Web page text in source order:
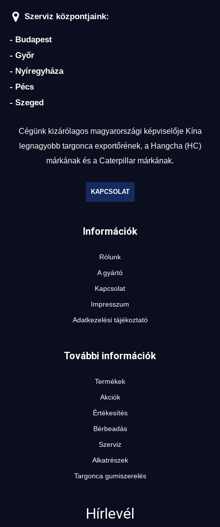
Szerviz központjaink:
- Budapest
- Győr
- Nyíregyháza
- Pécs
- Szeged
Cégünk kizárólagos magyarországi képviselője Kína
legnagyobb targonca exportőrének, a Hangcha (HC)
márkának és a Caterpillar márkának.
KAPCSOLAT
Információk
Rólunk
A gyártó
Kapcsolat
Impresszum
Adatkezelési tájékoztató
További információk
Termékek
Akciók
Értékesítés
Bérbeadás
Szerviz
Alkatrészek
Targonca gumiszerelés
Hírlevél